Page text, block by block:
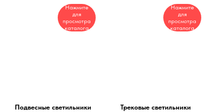
Нажмите
для
просмотра
каталога
Подвесные светильники
Нажмите
для
просмотра
каталога
Трековые светильники